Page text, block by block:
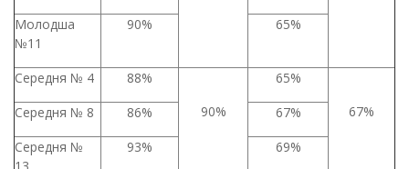
Молодша
№11
90% 65%
Середня № 4
88%
90%
65%
67%
Середня № 8 86%
67%
Середня №
93% 69%